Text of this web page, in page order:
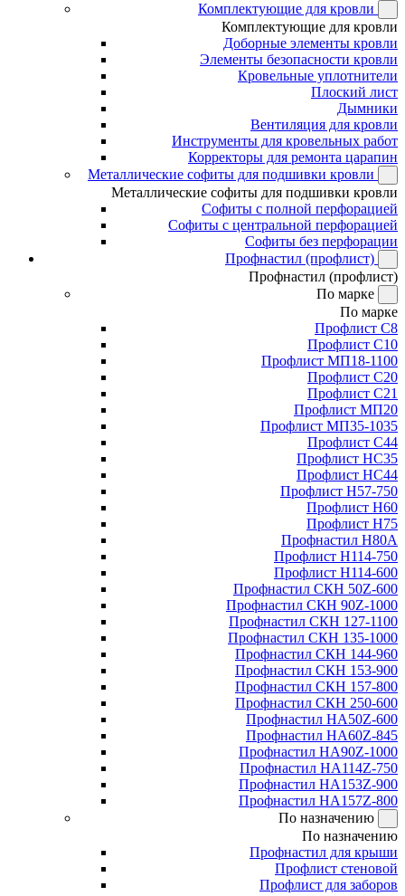
Комплектующие для кровли
Комплектующие для кровли
Доборные элементы кровли
Элементы безопасности кровли
Кровельные уплотнители
Плоский лист
Дымники
Вентиляция для кровли
Инструменты для кровельных работ
Корректоры для ремонта царапин
Металлические софиты для подшивки кровли
Металлические софиты для подшивки кровли
Софиты с полной перфорацией
Софиты с центральной перфорацией
Софиты без перфорации
Профнастил (профлист)
Профнастил (профлист)
По марке
По марке
Профлист С8
Профлист С10
Профлист МП18-1100
Профлист С20
Профлист С21
Профлист МП20
Профлист МП35-1035
Профлист С44
Профлист НС35
Профлист НС44
Профлист Н57-750
Профлист Н60
Профлист Н75
Профнастил Н80А
Профлист Н114-750
Профлист Н114-600
Профнастил СКН 50Z-600
Профнастил СКН 90Z-1000
Профнастил СКН 127-1100
Профнастил СКН 135-1000
Профнастил СКН 144-960
Профнастил СКН 153-900
Профнастил СКН 157-800
Профнастил СКН 250-600
Профнастил НА50Z-600
Профнастил НА60Z-845
Профнастил НА90Z-1000
Профнастил НА114Z-750
Профнастил НА153Z-900
Профнастил НА157Z-800
По назначению
По назначению
Профнастил для крыши
Профлист стеновой
Профлист для заборов